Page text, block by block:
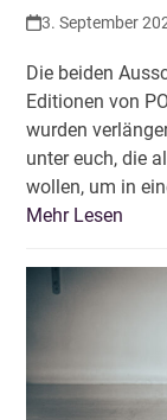
3. September
Die beiden
Editionen von
wurden
unter euch, die
wollen, um in
Mehr Lesen